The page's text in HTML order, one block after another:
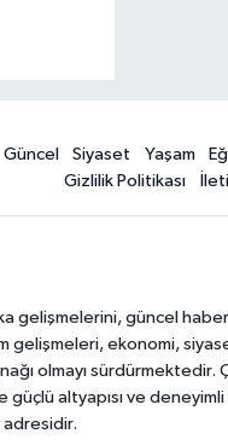
Güncel Siyaset Yaşam
Gizlilik Politikası
güncel
gelişmeleri, ekonomi,
olmayı sürdürmektedir.
altyapısı ve deneyimli
adresidir.